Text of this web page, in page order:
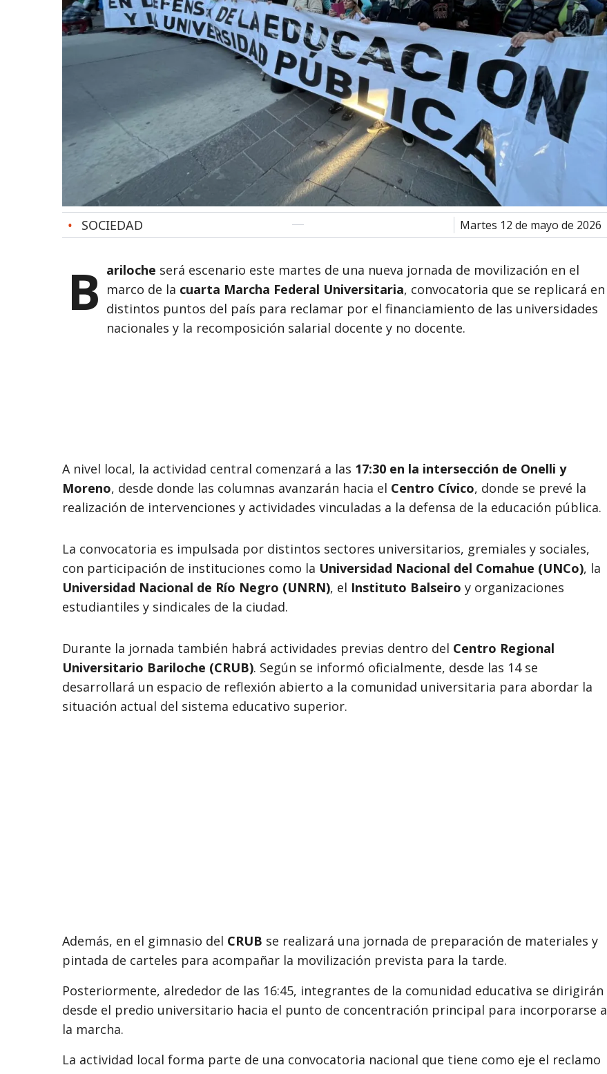
• SOCIEDAD martes 12 de mayo de 2026
B ariloche será escenario este martes de una nueva jornada de movilización en el
marco de la cuarta Marcha Federal Universitaria, convocatoria que se replicará en
distintos puntos del país para reclamar por el financiamiento de las universidades
nacionales y la recomposición salarial docente y no docente.
A nivel local, la actividad central comenzará a las 17:30 en la intersección de Onelli y
Moreno, desde donde las columnas avanzarán hacia el Centro Cívico, donde se prevé la
realización de intervenciones y actividades vinculadas a la defensa de la educación pública.
La convocatoria es impulsada por distintos sectores universitarios, gremiales y sociales,
con participación de instituciones como la Universidad Nacional del Comahue (UNCo), la
Universidad Nacional de Río Negro (UNRN), el Instituto Balseiro y organizaciones
estudiantiles y sindicales de la ciudad.
Durante la jornada también habrá actividades previas dentro del Centro Regional
Universitario Bariloche (CRUB). Según se informó oficialmente, desde las 14 se
desarrollará un espacio de reflexión abierto a la comunidad universitaria para abordar la
situación actual del sistema educativo superior.
Además, en el gimnasio del CRUB se realizará una jornada de preparación de materiales y
pintada de carteles para acompañar la movilización prevista para la tarde.
Posteriormente, alrededor de las 16:45, integrantes de la comunidad educativa se dirigirán
desde el predio universitario hacia el punto de concentración principal para incorporarse a
la marcha.
La actividad local forma parte de una convocatoria nacional que tiene como eje el reclamo